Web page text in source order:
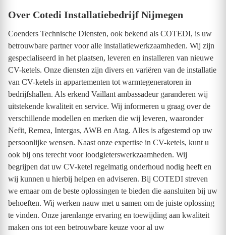
Over Cotedi Installatiebedrijf Nijmegen
Coenders Technische Diensten, ook bekend als COTEDI, is uw
betrouwbare partner voor alle installatiewerkzaamheden. Wij zijn
gespecialiseerd in het plaatsen, leveren en installeren van nieuwe
CV-ketels. Onze diensten zijn divers en variëren van de installatie
van CV-ketels in appartementen tot warmtegeneratoren in
bedrijfshallen. Als erkend Vaillant ambassadeur garanderen wij
uitstekende kwaliteit en service. Wij informeren u graag over de
verschillende modellen en merken die wij leveren, waaronder
Nefit, Remea, Intergas, AWB en Atag. Alles is afgestemd op uw
persoonlijke wensen. Naast onze expertise in CV-ketels, kunt u
ook bij ons terecht voor loodgieterswerkzaamheden. Wij
begrijpen dat uw CV-ketel regelmatig onderhoud nodig heeft en
wij kunnen u hierbij helpen en adviseren. Bij COTEDI streven
we ernaar om de beste oplossingen te bieden die aansluiten bij uw
behoeften. Wij werken nauw met u samen om de juiste oplossing
te vinden. Onze jarenlange ervaring en toewijding aan kwaliteit
maken ons tot een betrouwbare keuze voor al uw